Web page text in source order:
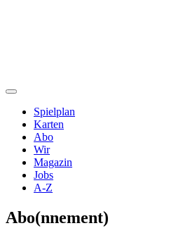
Spielplan
Karten
Abo
Wir
Magazin
Jobs
A-Z
Abo(nnement)